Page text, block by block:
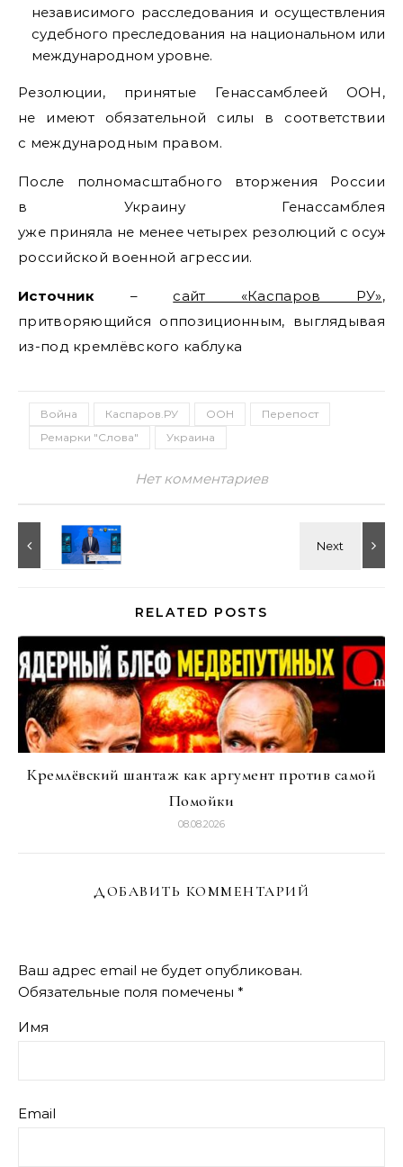
независимого расследования и осуществления
судебного преследования на национальном или
международном уровне.
Резолюции, принятые Генассамблеей ООН,
не имеют обязательной силы в соответствии
с международным правом.
После полномасштабного вторжения России
в Украину Генассамблея
уже приняла не менее четырех резолюций с
российской военной агрессии.
Источник – сайт «Каспаров РУ»,
притворяющийся оппозиционным, выглядывая
из-под кремлёвского каблука
Война Каспаров.РУ ООН
Перепост
Ремарки "Слова"
Украина
Нет комментариев
RELATED POSTS
Кремлёвский шантаж как аргумент против самой
Помойки
08.08.2026
ДОБАВИТЬ КОММЕНТАРИЙ
Ваш адрес email не будет опубликован.
Обязательные поля помечены *
Имя
Email